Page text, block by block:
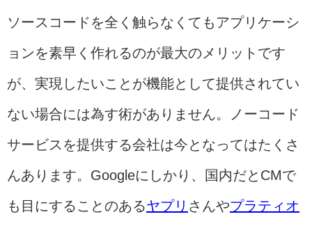
ソースコードを全く触らなくてもアプリケーシ
ョンを素早く作れるのが最大のメリットです
が、実現したいことが機能として提供されてい
ない場合には為す術がありません。ノーコード
サービスを提供する会社は今となってはたくさ
んあります。Googleにしかり、国内だとCMで
も目にすることのあるヤプリ さんやプラティオ